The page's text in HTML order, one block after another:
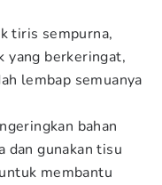
tiris sempurna,
yang berkeringat,
lembap semuanya
bahan
dan gunakan tisu
membantu